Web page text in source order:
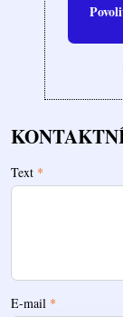
Text *
E-mail *